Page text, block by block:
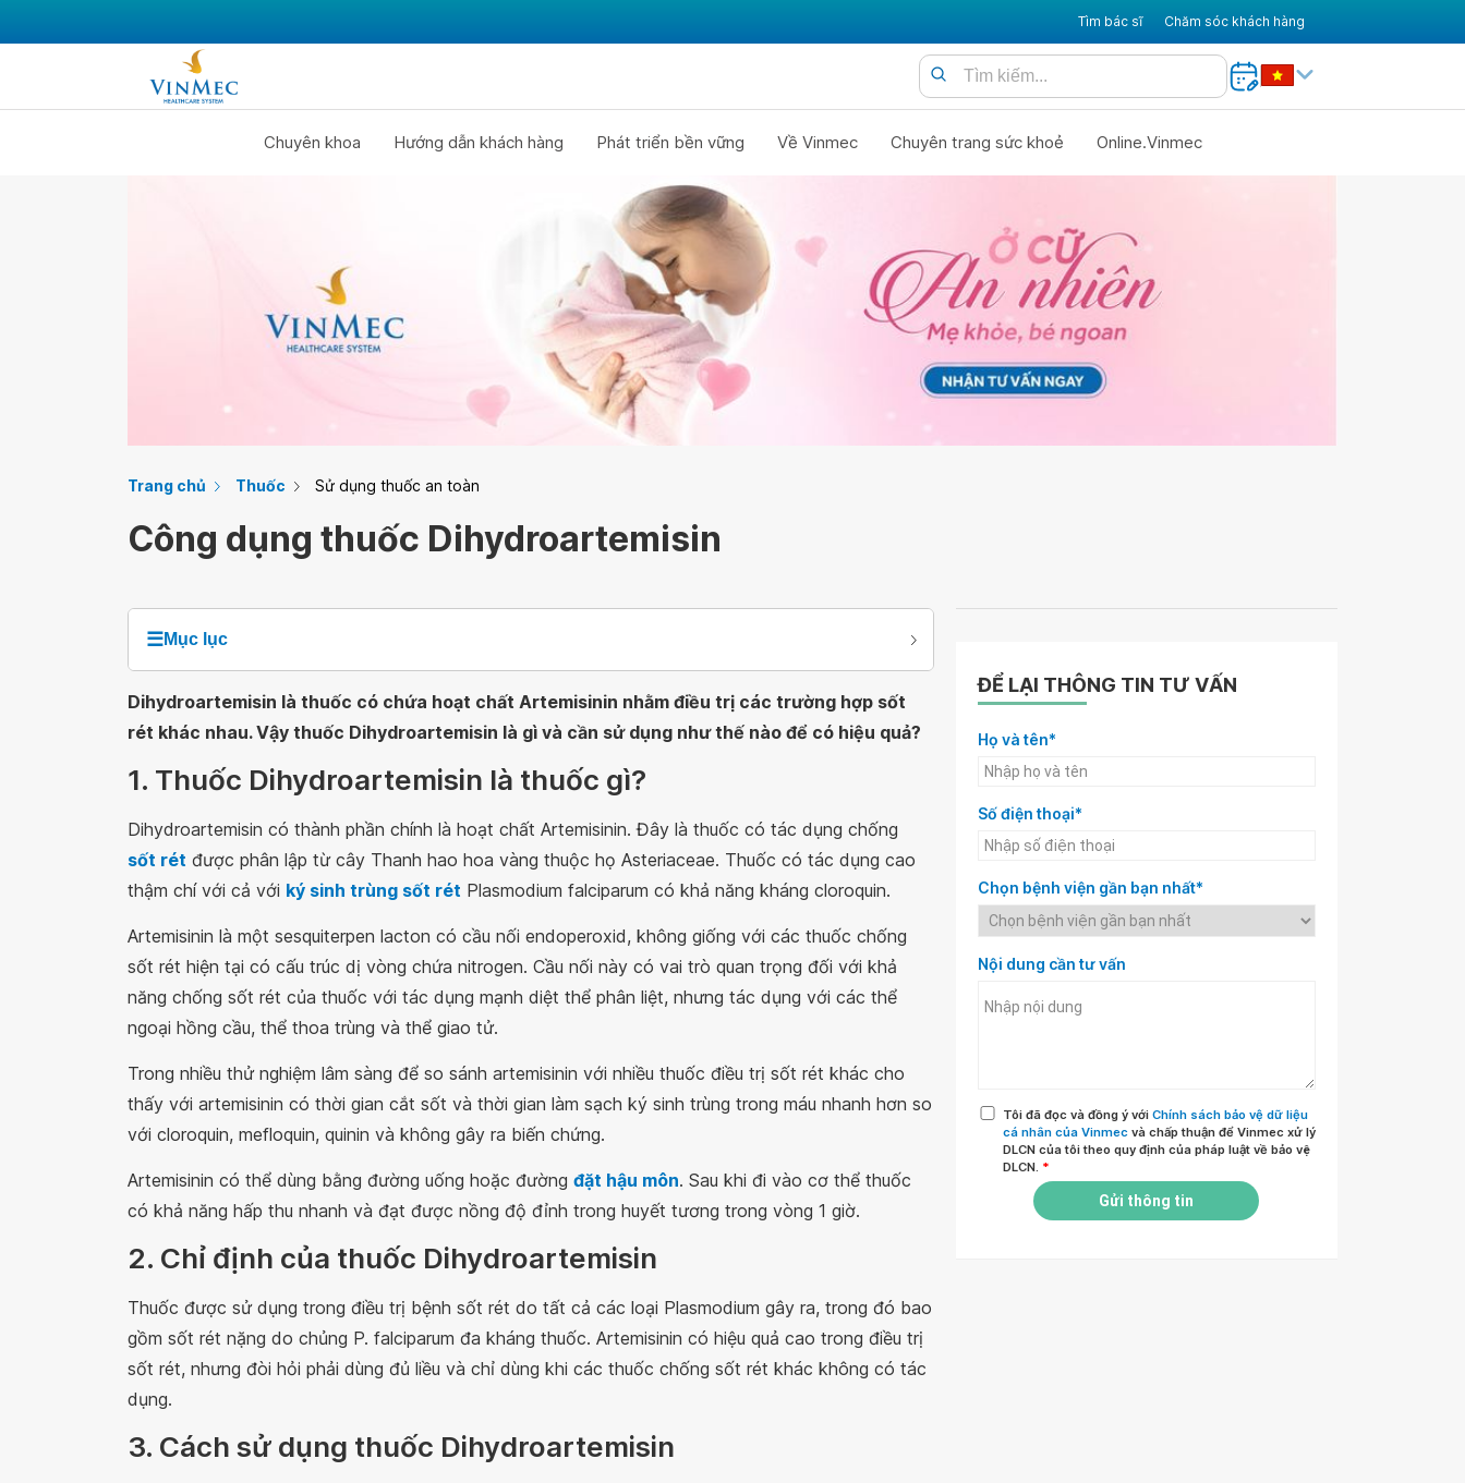
Tìm bác sĩ Chăm sóc khách hàng
Chuyên khoa Hướng dẫn khách hàng Phát triển bền vững Về Vinmec Chuyên trang sức khoẻ Online.Vinmec
Trang chủ Thuốc Sử dụng thuốc an toàn
Công dụng thuốc Dihydroartemisin
☰Mục lục
Dihydroartemisin là thuốc có chứa hoạt chất Artemisinin nhằm điều trị các trường hợp sốt
rét khác nhau. Vậy thuốc Dihydroartemisin là gì và cần sử dụng như thế nào để có hiệu quả?
1. Thuốc Dihydroartemisin là thuốc gì?
Dihydroartemisin có thành phần chính là hoạt chất Artemisinin. Đây là thuốc có tác dụng chống
sốt rét được phân lập từ cây Thanh hao hoa vàng thuộc họ Asteriaceae. Thuốc có tác dụng cao
thậm chí với cả với ký sinh trùng sốt rét Plasmodium falciparum có khả năng kháng cloroquin.
Artemisinin là một sesquiterpen lacton có cầu nối endoperoxid, không giống với các thuốc chống
sốt rét hiện tại có cấu trúc dị vòng chứa nitrogen. Cầu nối này có vai trò quan trọng đối với khả
năng chống sốt rét của thuốc với tác dụng mạnh diệt thể phân liệt, nhưng tác dụng với các thể
ngoại hồng cầu, thể thoa trùng và thể giao tử.
Trong nhiều thử nghiệm lâm sàng để so sánh artemisinin với nhiều thuốc điều trị sốt rét khác cho
thấy với artemisinin có thời gian cắt sốt và thời gian làm sạch ký sinh trùng trong máu nhanh hơn so
với cloroquin, mefloquin, quinin và không gây ra biến chứng.
Artemisinin có thể dùng bằng đường uống hoặc đường đặt hậu môn. Sau khi đi vào cơ thể thuốc
có khả năng hấp thu nhanh và đạt được nồng độ đỉnh trong huyết tương trong vòng 1 giờ.
2. Chỉ định của thuốc Dihydroartemisin
Thuốc được sử dụng trong điều trị bệnh sốt rét do tất cả các loại Plasmodium gây ra, trong đó bao
gồm sốt rét nặng do chủng P. falciparum đa kháng thuốc. Artemisinin có hiệu quả cao trong điều trị
sốt rét, nhưng đòi hỏi phải dùng đủ liều và chỉ dùng khi các thuốc chống sốt rét khác không có tác
dụng.
3. Cách sử dụng thuốc Dihydroartemisin
ĐỂ LẠI THÔNG TIN TƯ VẤN
Họ và tên*
Số điện thoại*
Chọn bệnh viện gần bạn nhất*
Nội dung cần tư vấn
Tôi đã đọc và đồng ý với Chính sách bảo vệ dữ liệu
cá nhân của Vinmec và chấp thuận để Vinmec xử lý
DLCN của tôi theo quy định của pháp luật về bảo vệ
DLCN. *
Gửi thông tin